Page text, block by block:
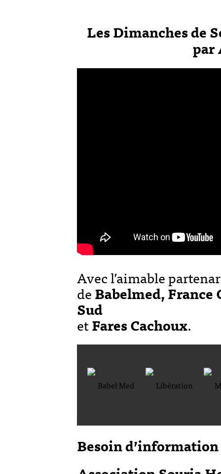
Les Dimanches de
par
Avec l’aimable
deBabelmed,France
Sud
etFares Cachoux.
Besoin